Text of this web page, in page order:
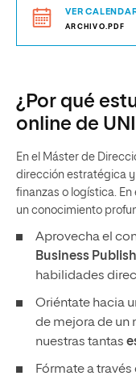
VER
ARCHIVO.PDF
¿Por qué
online de
En el Máster de
dirección estratégica
finanzas o logística.
un conocimiento
Aprovecha el
Business
habilidades
Oriéntate hacia
de mejora de un
nuestras tantas
Fórmate a través